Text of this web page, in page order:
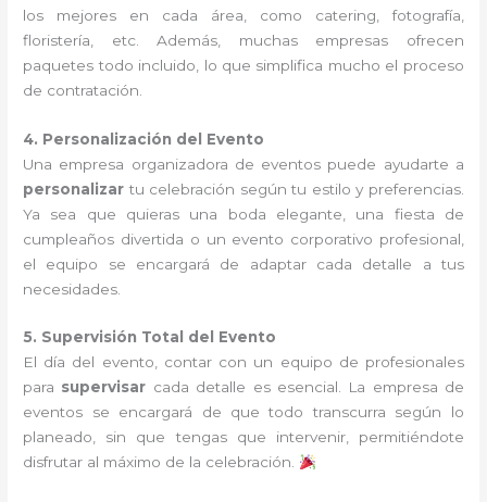
los mejores en cada área, como catering, fotografía,
floristería, etc. Además, muchas empresas ofrecen
paquetes todo incluido, lo que simplifica mucho el proceso
de contratación.
4. Personalización del Evento
Una empresa organizadora de eventos puede ayudarte a
personalizar tu celebración según tu estilo y preferencias.
Ya sea que quieras una boda elegante, una fiesta de
cumpleaños divertida o un evento corporativo profesional,
el equipo se encargará de adaptar cada detalle a tus
necesidades.
5. Supervisión Total del Evento
El día del evento, contar con un equipo de profesionales
para supervisar cada detalle es esencial. La empresa de
eventos se encargará de que todo transcurra según lo
planeado, sin que tengas que intervenir, permitiéndote
disfrutar al máximo de la celebración.